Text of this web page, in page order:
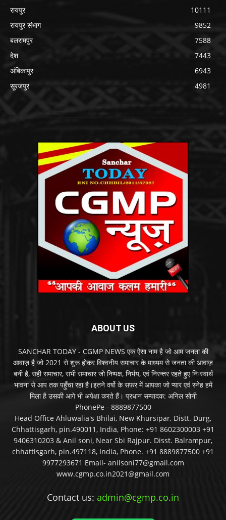
रायपुर
10111
रायपुर संभाग
9852
बलरामपुर
7588
देश
7443
अंबिकापुर
6943
सूरजपुर
4981
ABOUT US
SANCHAR TODAY - CGMP NEWS एक ऐसा नाम है जो आम जनता की
आवाज़ है जो 2021 से शुरू होकर विश्वनीय समाचार के माध्यम से जनता की आवाज़
बनी है, सही समाचार, सभी समाचार जो निष्पक्ष, निर्भय, एवं निरन्तर रहते हुए निःस्वार्थ
भावना से आप तक पहुँचा रहा है।इतने वर्षो के सफर में आपका जो प्यार एवं स्नेह हमें
मिला है उसकी आगे भी अपेक्षा करते हैं। प्रधान सम्पादक: अनिल सोनी
PhonePe - 8889877500
Head Office Ahluwalia's Bhilai, New Khursipar, Distt. Durg,
Chhattisgarh, pin.490011, India, Phone: +91 8602300003 +91
9406310203 & Anil soni, Near Sbi Rajpur. Disst. Balrampur,
chhattisgarh, pin.497118, India, Phone. +91 8889877500 +91
9977293671 Email- anilsoni77@gmail.com
www.cgmp.co.in2021@gmail.com
Contact us: admin@cgmp.co.in